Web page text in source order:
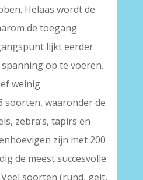
Helaas wordt de
de toegang
lijkt eerder
op te voeren.
weinig
soorten, waaronder de
zebra’s, tapirs en
zijn met 200
de meest succesvolle
soorten (rund, geit,